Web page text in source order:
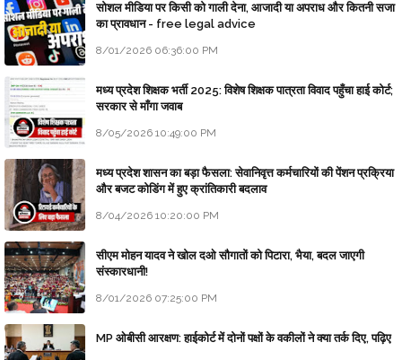
सोशल मीडिया पर किसी को गाली देना, आजादी या अपराध और कितनी सजा
का प्रावधान - free legal advice
8/01/2026 06:36:00 PM
मध्य प्रदेश शिक्षक भर्ती 2025: विशेष शिक्षक पात्रता विवाद पहुँचा हाई कोर्ट;
सरकार से माँगा जवाब
8/05/2026 10:49:00 PM
मध्य प्रदेश शासन का बड़ा फैसला: सेवानिवृत्त कर्मचारियों की पेंशन प्रक्रिया
और बजट कोडिंग में हुए क्रांतिकारी बदलाव
8/04/2026 10:20:00 PM
सीएम मोहन यादव ने खोल दओ सौगातों को पिटारा, भैया, बदल जाएगी
संस्कारधानी!
8/01/2026 07:25:00 PM
MP ओबीसी आरक्षण: हाईकोर्ट में दोनों पक्षों के वकीलों ने क्या तर्क दिए, पढ़िए